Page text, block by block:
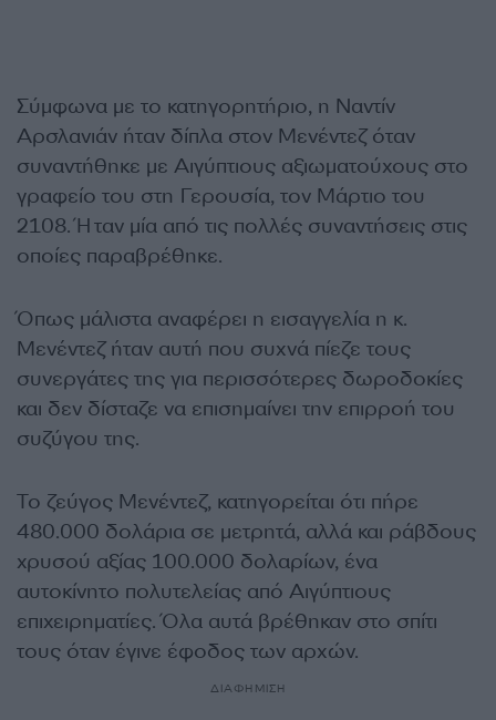
Σύμφωνα με το κατηγορητήριο, η Ναντίν
Αρσλανιάν ήταν δίπλα στον Μενέντεζ όταν
συναντήθηκε με Αιγύπτιους αξιωματούχους στο
γραφείο του στη Γερουσία, τον Μάρτιο του
2108. Ήταν μία από τις πολλές συναντήσεις στις
οποίες παραβρέθηκε.
Όπως μάλιστα αναφέρει η εισαγγελία η κ.
Μενέντεζ ήταν αυτή που συχνά πίεζε τους
συνεργάτες της για περισσότερες δωροδοκίες
και δεν δίσταζε να επισημαίνει την επιρροή του
συζύγου της.
Το ζεύγος Μενέντεζ, κατηγορείται ότι πήρε
480.000 δολάρια σε μετρητά, αλλά και ράβδους
χρυσού αξίας 100.000 δολαρίων, ένα
αυτοκίνητο πολυτελείας από Αιγύπτιους
επιχειρηματίες. Όλα αυτά βρέθηκαν στο σπίτι
τους όταν έγινε έφοδος των αρχών.
ΔΙΑΦΗΜΙΣΗ